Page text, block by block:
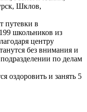
Шклов,
путевки в
школьников из
центру
без внимания и
по делам
оздоровить и занять 5